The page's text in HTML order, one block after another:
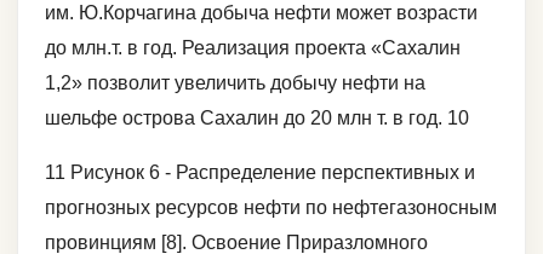
им. Ю.Корчагина добыча нефти может возрасти
до млн.т. в год. Реализация проекта «Сахалин
1,2» позволит увеличить добычу нефти на
шельфе острова Сахалин до 20 млн т. в год. 10
11 Рисунок 6 - Распределение перспективных и
прогнозных ресурсов нефти по нефтегазоносным
провинциям [8]. Освоение Приразломного